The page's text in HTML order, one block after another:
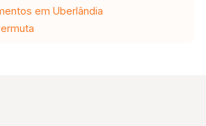
em Uberlândia